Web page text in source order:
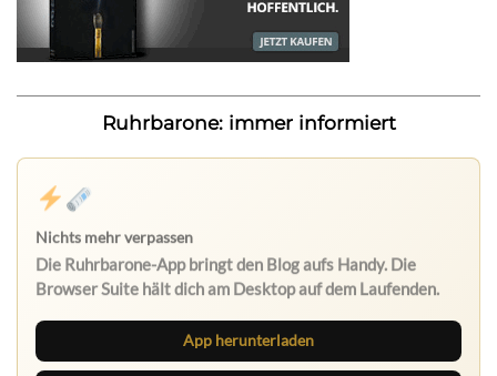
Ruhrbarone: immer informiert
Nichts mehr verpassen
Die Ruhrbarone-App bringt den Blog aufs Handy. Die
Browser Suite hält dich am Desktop auf dem Laufenden.
App herunterladen